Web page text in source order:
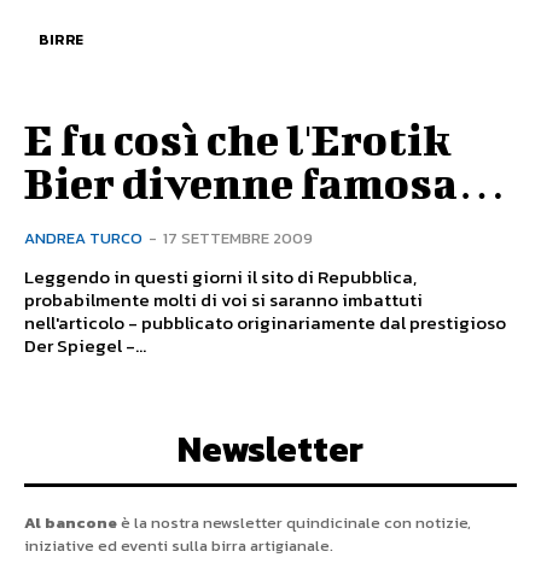
BIRRE
E fu così che l'Erotik
Bier divenne famosa…
ANDREA TURCO - 17 SETTEMBRE 2009
Leggendo in questi giorni il sito di Repubblica,
probabilmente molti di voi si saranno imbattuti
nell'articolo - pubblicato originariamente dal prestigioso
Der Spiegel -...
Newsletter
Al banconeè la nostra newsletter quindicinale con notizie,
iniziative ed eventi sulla birra artigianale.